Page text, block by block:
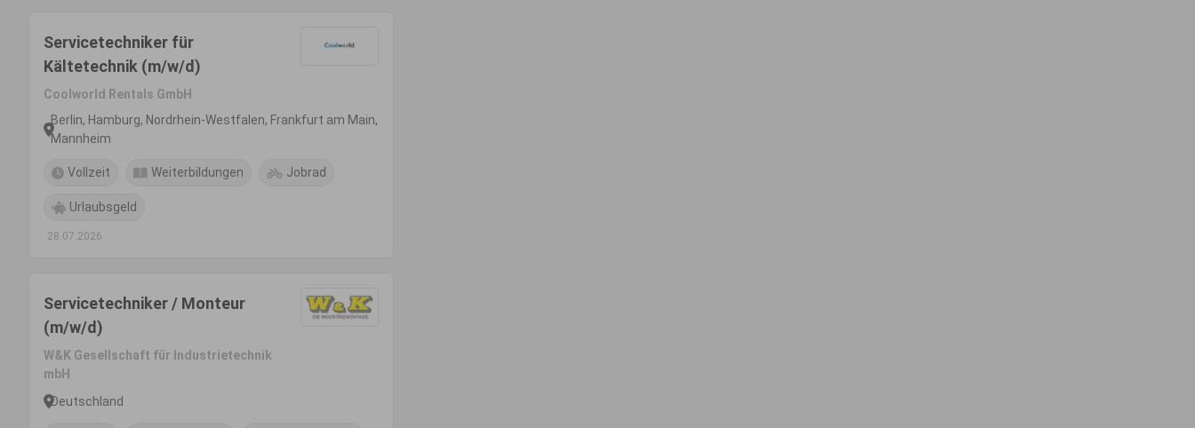
Servicetechniker für
Kältetechnik (m/w/d)
Coolworld Rentals GmbH
Berlin, Hamburg, Nordrhein-Westfalen, Frankfurt am Main,
Mannheim
Vollzeit Weiterbildungen Jobrad
Urlaubsgeld
28.07.2026
Servicetechniker / Monteur
(m/w/d)
W&K Gesellschaft für Industrietechnik
mbH
Deutschland